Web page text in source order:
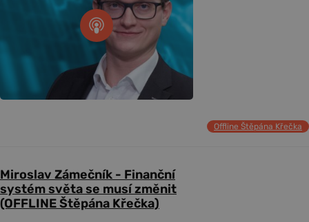
Offline Štěpána Křečka
Miroslav Zámečník - Finanční
systém světa se musí změnit
(OFFLINE Štěpána Křečka)